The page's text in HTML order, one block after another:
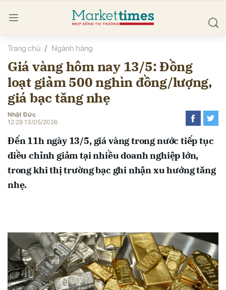
Trang chủ Ngành hàng
Giá vàng hôm nay 13/5: Đồng
loạt giảm 500 nghìn đồng/lượng,
giá bạc tăng nhẹ
Nhật Đức
12:29 13/05/2026
Đến 11h ngày 13/5, giá vàng trong nước tiếp tục
điều chỉnh giảm tại nhiều doanh nghiệp lớn,
trong khi thị trường bạc ghi nhận xu hướng tăng
nhẹ.
luận
Hủy